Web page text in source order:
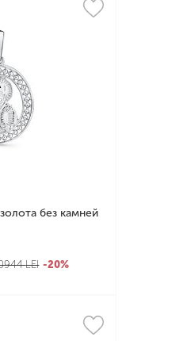
без камней
LEI -20%